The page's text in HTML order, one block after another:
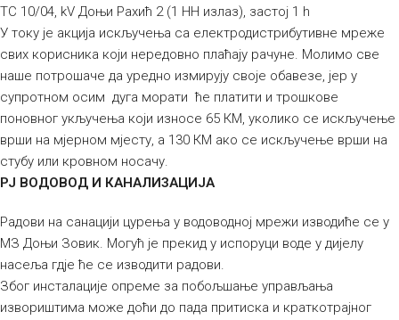
ТС 10/04, kV Доњи Рахић 2 (1 НН излаз), застој 1 h
У току је акција искључења са електродистрибутивне мреже
свих корисника који нередовно плаћају рачуне. Молимо све
наше потрошаче да уредно измирују своје обавезе, јер у
супротном осим дуга морати ће платити и трошкове
поновног укључења који износе 65 КМ, уколико се искључење
врши на мјерном мјесту, а 130 КМ ако се искључење врши на
стубу или кровном носачу.
РЈ ВОДОВОД И КАНАЛИЗАЦИЈА
Радови на санацији цурења у водоводној мрежи изводиће се у
МЗ Доњи Зовик. Могућ је прекид у испоруци воде у дијелу
насеља гдје ће се изводити радови.
Због инсталације опреме за побољшање управљања
извориштима може доћи до пада притиска и краткотрајног